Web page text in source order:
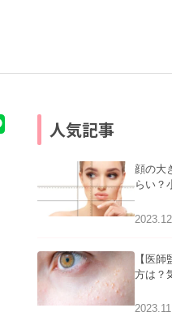
人気記事
顔の大
らい？
【医
方は？
アにつ